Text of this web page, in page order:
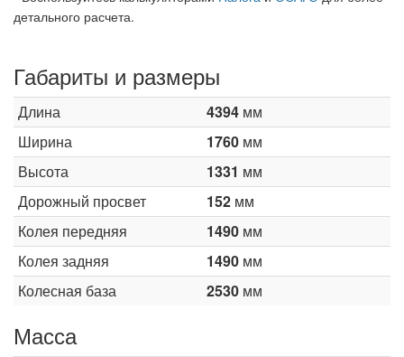
детального расчета.
Габариты и размеры
Длина 4394 мм
Ширина
1760 мм
Высота
1331 мм
Дорожный просвет
152 мм
Колея передняя
1490 мм
Колея задняя
1490 мм
Колесная база
2530 мм
Масса